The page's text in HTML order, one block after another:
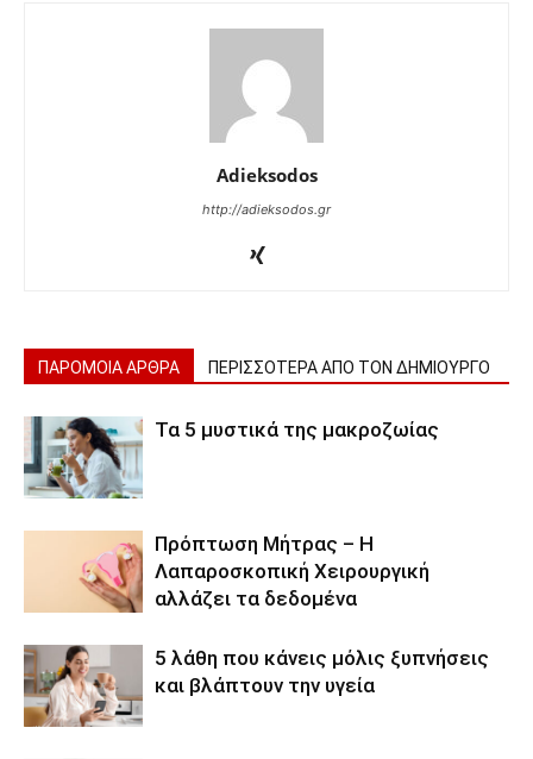
Adieksodos
http://adieksodos.gr
ΠΑΡΟΜΟΙΑ ΑΡΘΡΑ ΠΕΡΙΣΣΟΤΕΡΑ ΑΠΟ ΤΟΝ ΔΗΜΙΟΥΡΓΟ
Τα 5 μυστικά της μακροζωίας
Πρόπτωση Μήτρας – Η
Λαπαροσκοπική Χειρουργική
αλλάζει τα δεδομένα
5 λάθη που κάνεις μόλις ξυπνήσεις
και βλάπτουν την υγεία